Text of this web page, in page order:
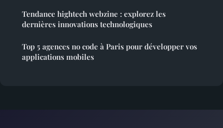
Tendance hightech webzine : explorez les
dernières innovations technologiques
Top 5 agences no code à Paris pour développer vos
applications mobiles